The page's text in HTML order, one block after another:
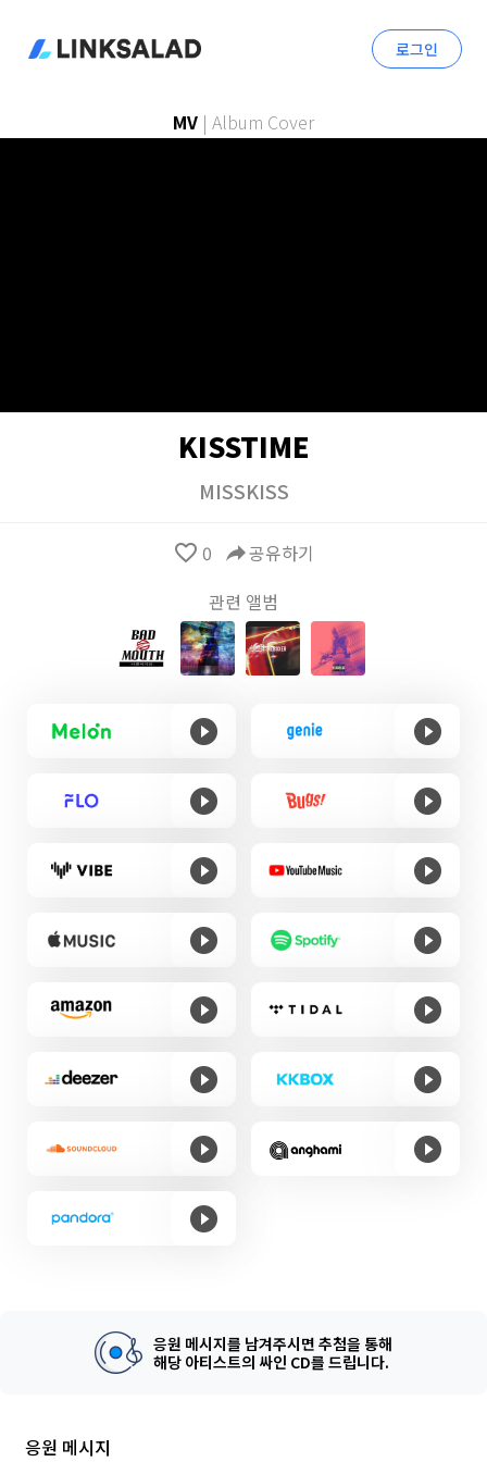
로그인
MV | Album Cover
KISSTIME
MISSKISS
favorite_border 0 reply공유하기
관련 앨범
응원 메시지를 남겨주시면 추첨을 통해
해당 아티스트의 싸인 CD를 드립니다.
응원 메시지